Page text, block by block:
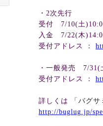
・ 2次先行
受付 7/10(土
入金 7/22(木
受付アドレス ：
・一般発売 7/31(
受付アドレス ：
詳しくは 「バグサ
http://buglug.jp/